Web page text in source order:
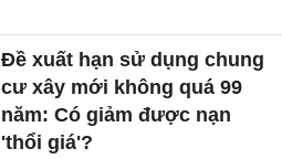
Đề xuất hạn sử dụng chung
cư xây mới không quá 99
năm: Có giảm được nạn
'thổi giá'?